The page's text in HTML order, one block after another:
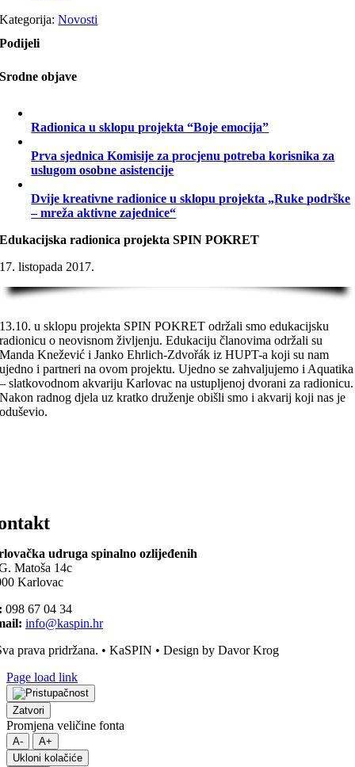
Kategorija:Novosti
Podijeli
Srodne objave
Radionica u sklopu projekta “Boje emocija”
Prva sjednica Komisije za procjenu potreba korisnika za
uslugom osobne asistencije
Dvije kreativne radionice u sklopu projekta „Ruke podrške
– mreža aktivne zajednice“
Edukacijska radionica projekta SPIN POKRET
17. listopada 2017.
13.10. u sklopu projekta SPIN POKRET održali smo edukacijsku
radionicu o neovisnom življenju. Edukaciju članovima održali su
Manda Knežević i Janko Ehrlich-Zdvořák iz HUPT-a koji su nam
ujedno i partneri na ovom projektu. Ujedno se zahvaljujemo i Aquatika
– slatkovodnom akvariju Karlovac na ustupljenoj dvorani za radionicu.
Nakon radnog djela uz kratko druženje obišli smo i akvarij koji nas je
oduševio.
udruga spinalno ozlijeđenih
Matoša 14c
Karlovac
098 67 04 34
info@kaspin.hr
prava pridržana. • KaSPIN • Design by Davor Krog
Page load link
Zatvori
Promjena veličine fonta
A-
A+
Ukloni kolačiće